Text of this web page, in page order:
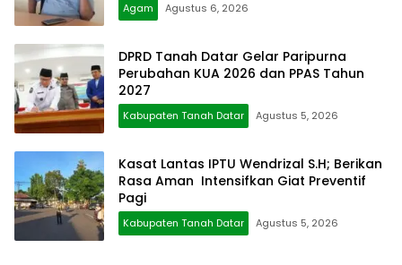
Agam Agustus 6, 2026
DPRD Tanah Datar Gelar Paripurna
Perubahan KUA 2026 dan PPAS Tahun
2027
Kabupaten Tanah Datar Agustus 5, 2026
Kasat Lantas IPTU Wendrizal S.H; Berikan
Rasa Aman Intensifkan Giat Preventif
Pagi
Kabupaten Tanah Datar Agustus 5, 2026